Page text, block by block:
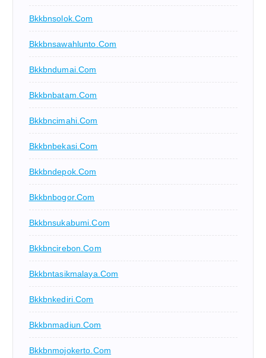
Bkkbnsolok.com
Bkkbnsawahlunto.com
Bkkbndumai.com
Bkkbnbatam.com
Bkkbncimahi.com
Bkkbnbekasi.com
Bkkbndepok.com
Bkkbnbogor.com
Bkkbnsukabumi.com
Bkkbncirebon.com
Bkkbntasikmalaya.com
Bkkbnkediri.com
Bkkbnmadiun.com
Bkkbnmojokerto.com